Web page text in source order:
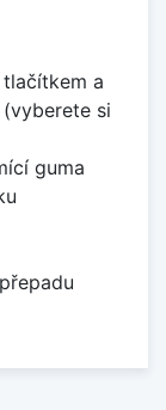
a
si
guma